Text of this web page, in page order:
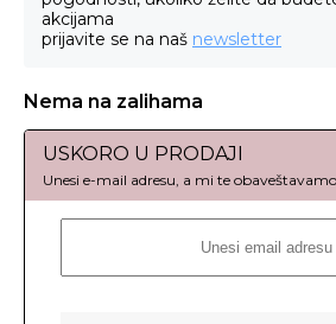
akcijama
prijavite se na naš newsletter
Nema na zalihama
USKORO U PRODAJI